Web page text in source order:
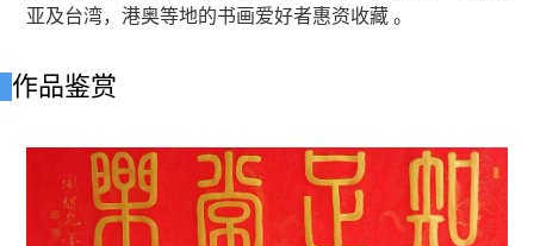
亚及台湾，港奥等地的书画爱好者惠资收藏 。
作品鉴赏